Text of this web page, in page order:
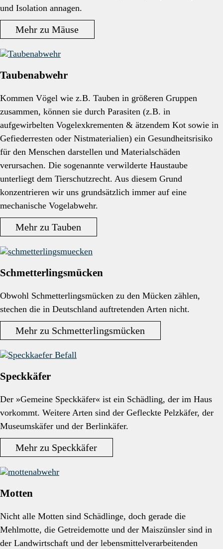
und Isolation annagen.
Mehr zu Mäuse
Taubenabwehr
Kommen Vögel wie z.B. Tauben in größeren Gruppen
zusammen, können sie durch Parasiten (z.B. in
aufgewirbelten Vogelexkrementen & ätzendem Kot sowie in
Gefiederresten oder Nistmaterialien) ein Gesundheitsrisiko
für den Menschen darstellen und Materialschäden
verursachen. Die sogenannte verwilderte Haustaube
unterliegt dem Tierschutzrecht. Aus diesem Grund
konzentrieren wir uns grundsätzlich immer auf eine
mechanische Vogelabwehr.
Mehr zu Tauben
Schmetterlingsmücken
Obwohl Schmetterlingsmücken zu den Mücken zählen,
stechen die in Deutschland auftretenden Arten nicht.
Mehr zu Schmetterlingsmücken
Speckkäfer
Der »Gemeine Speckkäfer« ist ein Schädling, der im Haus
vorkommt. Weitere Arten sind der Gefleckte Pelzkäfer, der
Museumskäfer und der Berlinkäfer.
Mehr zu Speckkäfer
Motten
Nicht alle Motten sind Schädlinge, doch gerade die
Mehlmotte, die Getreidemotte und der Maiszünsler sind in
der Landwirtschaft und der lebensmittelverarbeitenden